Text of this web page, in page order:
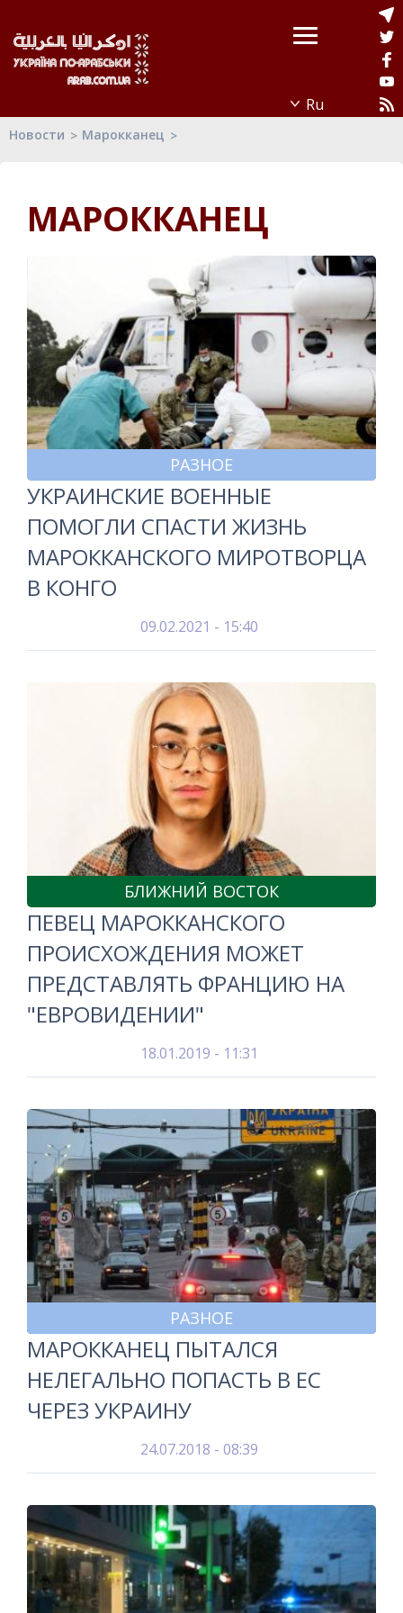
Новости Марокканец
МАРОККАНЕЦ
РАЗНОЕ
УКРАИНСКИЕ ВОЕННЫЕ
ПОМОГЛИ СПАСТИ ЖИЗНЬ
МАРОККАНСКОГО МИРОТВОРЦА
В КОНГО
09.02.2021 - 15:40
БЛИЖНИЙ ВОСТОК
ПЕВЕЦ МАРОККАНСКОГО
ПРОИСХОЖДЕНИЯ МОЖЕТ
ПРЕДСТАВЛЯТЬ ФРАНЦИЮ НА
"ЕВРОВИДЕНИИ"
18.01.2019 - 11:31
РАЗНОЕ
МАРОККАНЕЦ ПЫТАЛСЯ
НЕЛЕГАЛЬНО ПОПАСТЬ В ЕС
ЧЕРЕЗ УКРАИНУ
24.07.2018 - 08:39